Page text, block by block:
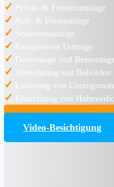
✓ Privat- & Firmenumzüge
✓ Nah- & Fernumzüge
✓ Seniorenumzüge
✓ Europaweite Umzüge
✓ Demontage und
✓ Abrechnung mit
✓ Lieferung von
✓ Einrichtung von
Video-Besichtigung